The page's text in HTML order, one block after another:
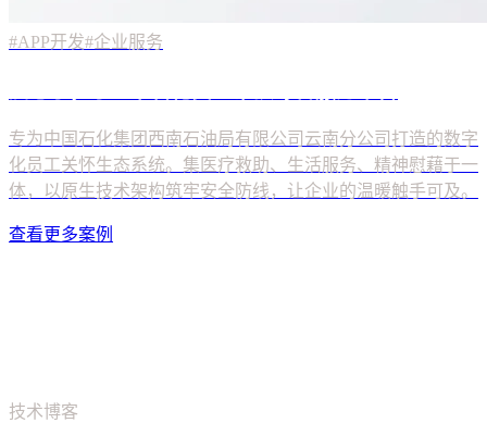
#APP开发#企业服务
查看更多案例
技术博客